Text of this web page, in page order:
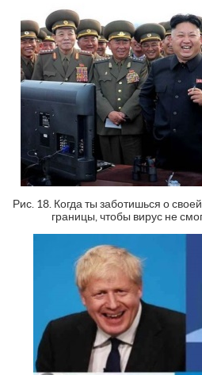
Рис. 18. Когда ты заботишься о
границы, чтобы вирус не